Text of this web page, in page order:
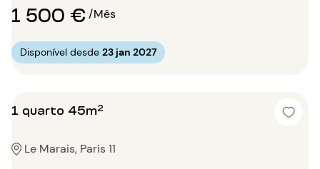
1 500 €/Mês
Disponível desde 23 jan 2027
1 quarto 45m²
Le Marais, Paris 11